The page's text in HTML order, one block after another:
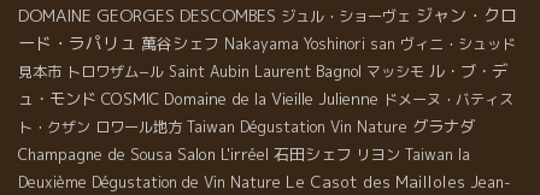
DOMAINE GEORGES DESCOMBES ジュル・ショーヴェ ジャン・クロ
ード・ラパリュ 萬谷シェフ Nakayama Yoshinori san ヴィニ・シュッド
見本市 トロワザム−ル Saint Aubin Laurent Bagnol マッシモ ル・ブ・デ
ュ・モンド COSMIC Domaine de la Vieille Julienne ドメーヌ・バティス
ト・クザン ロワール地方 Taiwan Dégustation Vin Nature グラナダ
Champagne de Sousa Salon L'irréel 石田シェフ リヨン Taiwan la
Deuxième Dégustation de Vin Nature Le Casot des Mailloles Jean-